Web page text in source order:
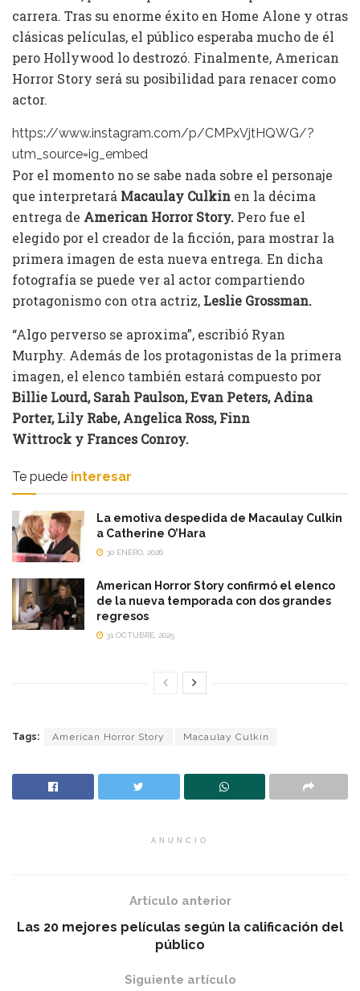
carrera. Tras su enorme éxito en Home Alone y otras
clásicas películas, el público esperaba mucho de él
pero Hollywood lo destrozó. Finalmente, American
Horror Story será su posibilidad para renacer como
actor.
https://www.instagram.com/p/CMPxVjtHQWG/?
utm_source=ig_embed
Por el momento no se sabe nada sobre el personaje
que interpretará Macaulay Culkin en la décima
entrega de American Horror Story. Pero fue el
elegido por el creador de la ficción, para mostrar la
primera imagen de esta nueva entrega. En dicha
fotografía se puede ver al actor compartiendo
protagonismo con otra actriz, Leslie Grossman.
“Algo perverso se aproxima”, escribió Ryan
Murphy. Además de los protagonistas de la primera
imagen, el elenco también estará compuesto por
Billie Lourd, Sarah Paulson, Evan Peters, Adina
Porter, Lily Rabe, Angelica Ross, Finn
Wittrock y Frances Conroy.
Te puede interesar
La emotiva despedida de Macaulay Culkin
a Catherine O’Hara
30 ENERO, 2026
American Horror Story confirmó el elenco
de la nueva temporada con dos grandes
regresos
31 OCTUBRE, 2025
Tags: American Horror Story Macaulay Culkin
ANUNCIO
Artículo anterior
Las 20 mejores películas según la calificación del
público
Siguiente artículo